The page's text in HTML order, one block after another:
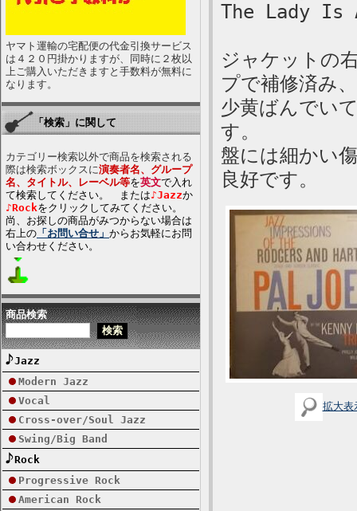
ヤマト運輸の宅配便の代金引換サービス
は４２０円掛かりますが、同時に２枚以
上ご購入いただきますと手数料が無料に
なります。
「検索」に関して
カテゴリー検索以外で商品を検索される
際は検索ボックスに演奏者名、グループ
名、タイトル、レーベル等を英文で入れ
て検索してください。 または♪Jazzか
♪Rockをクリックしてみてください。
尚、お探しの商品がみつからない場合は
右上の 「お問い合せ」 からお気軽にお問
い合わせください。
商品検索
Jazz
Modern Jazz
Vocal
Cross-over/Soul Jazz
Swing/Big Band
Rock
Progressive Rock
American Rock
The Lady Is
ジャケットの
プで補修済み
少黄ばんでい
す。
盤には細かい
良好です。
拡大表